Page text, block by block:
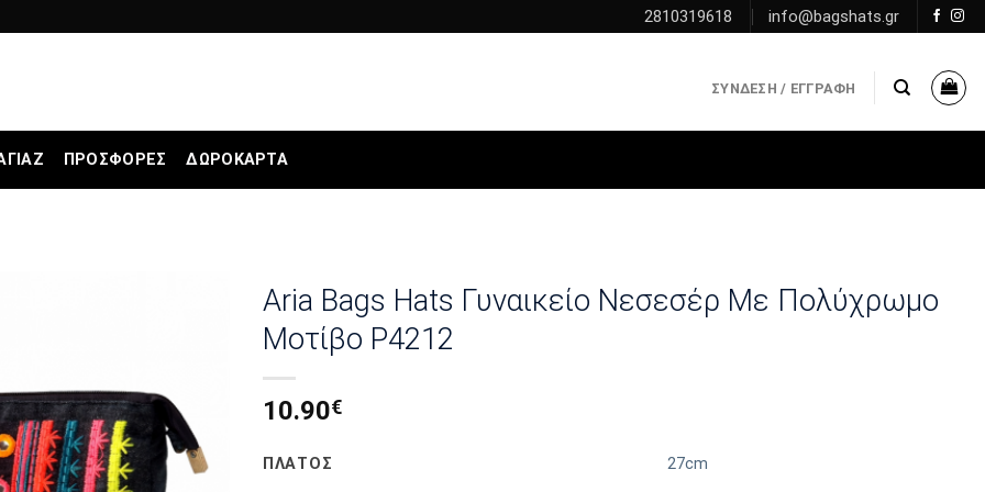
2810319618 info@bagshats.gr
ΣΎΝΔΕΣΗ / ΕΓΓΡΑΦΉ
ΠΡΟΣΦΟΡΕΣ ΔΩΡΟΚΆΡΤΑ
Aria Bags Hats Γυναικείο Νεσεσέρ Με Πολύχρωμο
Μοτίβο P4212
10.90€
ΠΛΑΤΟΣ 27cm